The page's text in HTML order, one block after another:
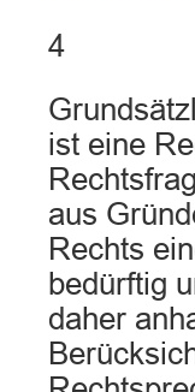
4
ist eine
aus
Rechts
bedürftig
daher